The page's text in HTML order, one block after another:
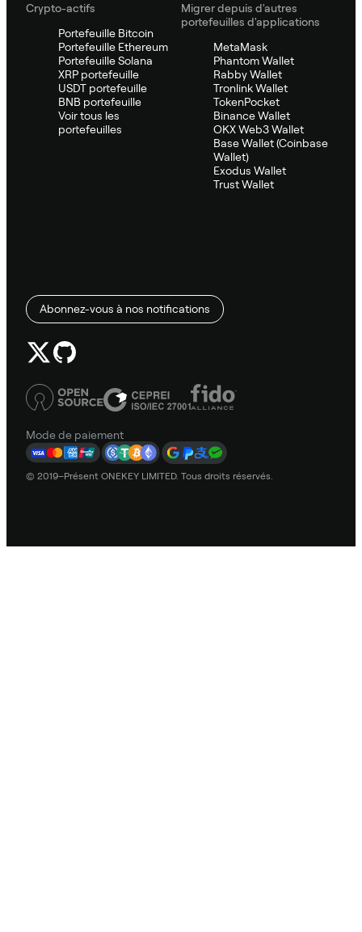
Crypto-actifs
Portefeuille Bitcoin
Portefeuille Ethereum
Portefeuille Solana
XRP portefeuille
USDT portefeuille
BNB portefeuille
Voir tous les
portefeuilles
Migrer depuis d'autres
portefeuilles d'applications
MetaMask
Phantom Wallet
Rabby Wallet
Tronlink Wallet
TokenPocket
Binance Wallet
OKX Web3 Wallet
Base Wallet (Coinbase
Wallet)
Exodus Wallet
Trust Wallet
Abonnez-vous à nos notifications
Mode de paiement
© 2019–Présent ONEKEY LIMITED. Tous droits réservés.